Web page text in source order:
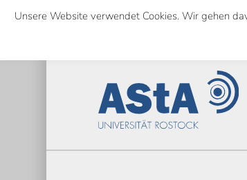
Skip
content
Unsere Website verwendet Cookies. Wir gehen